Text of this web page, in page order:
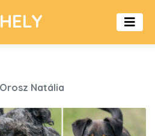
Natália